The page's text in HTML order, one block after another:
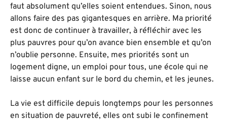
faut absolument qu’elles soient entendues. Sinon, nous
allons faire des pas gigantesques en arrière. Ma priorité
est donc de continuer à travailler, à réfléchir avec les
plus pauvres pour qu’on avance bien ensemble et qu’on
n’oublie personne. Ensuite, mes priorités sont un
logement digne, un emploi pour tous, une école qui ne
laisse aucun enfant sur le bord du chemin, et les jeunes.
La vie est difficile depuis longtemps pour les personnes
en situation de pauvreté, elles ont subi le confinement